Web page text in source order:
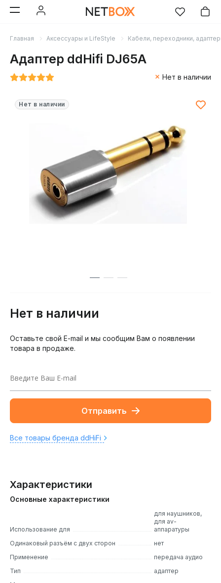
Главная Аксессуары и LifeStyle Кабели, переходники,
Адаптер ddHifi DJ65A
Нет в наличии
Нет в наличии
Нет в наличии
Оставьте свой E-mail и мы сообщим Вам о появлении
товара в продаже.
Отправить
Все товары бренда ddHiFi
Характеристики
Основные характеристики
Использование для
для наушников,
для av-
аппаратуры
Одинаковый разъём с двух сторон
нет
Применение
передача аудио
Тип
адаптер